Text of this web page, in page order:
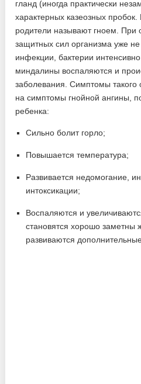
гланд (иногда практически
характерных казеозных
родители называют гноем. При
защитных сил организма уже
инфекции, бактерии
миндалины воспаляются и
заболевания. Симптомы такого
на симптомы гнойной ангины,
ребенка:
Сильно болит горло;
Повышается температура;
Развивается недомогание,
интоксикации;
Воспаляются и
становятся хорошо заметны
развиваются